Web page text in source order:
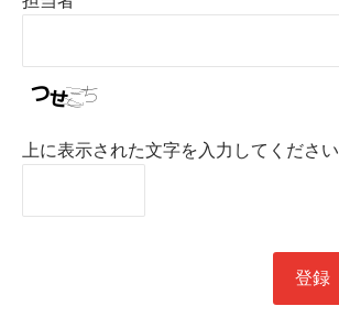
上に表示された文字を入力してください